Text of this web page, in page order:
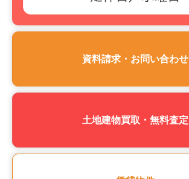
資料請求・お問い合わせ
土地建物買取・無料査定